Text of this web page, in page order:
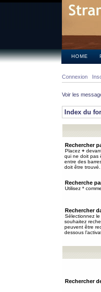
HOME
Connexion
Voir les
Index du
Rechercher
Placez +
qui ne doit pas
entre des
doit être
Recherche
Utilisez *
Rechercher
Sélectionnez
souhaitez
peuvent être
dessous
Rechercher